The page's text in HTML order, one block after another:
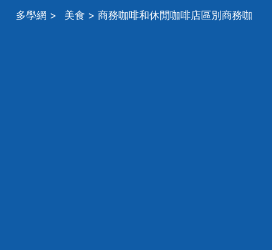
多學網 > 美食 > 商務咖啡和休閒咖啡店區別商務咖